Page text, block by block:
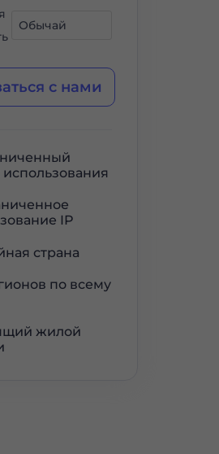
с нами
IP
страна
по всему
жилой